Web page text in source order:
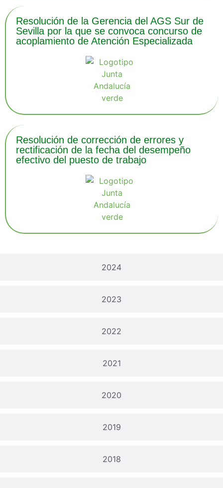
2024
2023
2022
2021
2020
2019
2018
Resolución de la Gerencia del AGS Sur de
Sevilla por la que se convoca concurso de
acoplamiento de Atención Especializada
Resolución de corrección de errores y
rectificación de la fecha del desempeño
efectivo del puesto de trabajo